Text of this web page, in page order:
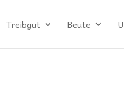
Treibgut Beute